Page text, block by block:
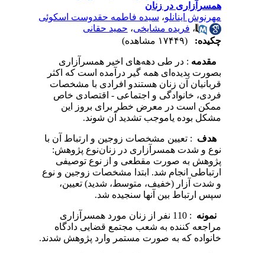
همسرآزاری‌ در زنان‌
مهرنوش اینانلو،سیده فاطمه حقدوست اسکوئی
،فریده مشایخی،حمید حقانی
چکیده:
مقدمه‌: در طی‌ دهه‌های‌ اخیر همسرآزاری‌
بصورت‌ پدیده‌ای‌ همه‌ گیر درآمده‌ است‌ که‌ اکثر
قربانیان‌ آن‌ زنان‌ هستندو افرادی‌ با مشخصات‌
فردی‌، خانوادگی‌ و اجتماعی‌ - اقتصادی‌ خاص‌
ممکن‌ است‌ در معرض‌ خطر برای‌ بروز این‌
مشکل‌ بوده‌ یاموجب‌ تشدید آن‌ شوند.
هدف‌: تعیین‌ مشخصات‌ زوجین‌ و ارتباط‌ آن‌ با
نوع‌ و شدت‌ همسرآزاری‌ در زنان‌نوع‌ پژوهش‌:
پژوهش‌ به‌ صورت‌ مقطعی‌ و از نوع‌ توصیفی‌
ارتباطی‌ انجام‌ شد. ابتدا مشخصات‌ زوجین‌ و نوع‌
و شدت‌ آزار (خفیف‌، متوسط‌، شدید) تعیین‌،
سپس‌ ارتباط بین‌ آنها سنجیده‌ شد.
نمونه‌
: 110 نفر از زنان‌ مورد همسرآزاری‌
مراجعه‌ کننده‌ به‌ شعب‌ مجتمع‌ قضایی‌ دادگاه‌
خانواده‌ که‌ به‌ صورت‌ مستمر وارد پژوهش‌ شدند.